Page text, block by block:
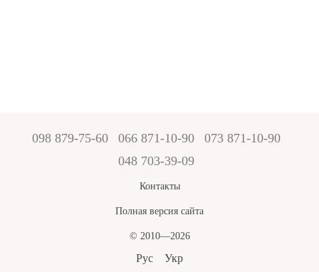
098 879-75-60 066 871-10-90
073 871-10-90
048 703-39-09
Контакты
Полная версия сайта
© 2010—2026
Рус Укр